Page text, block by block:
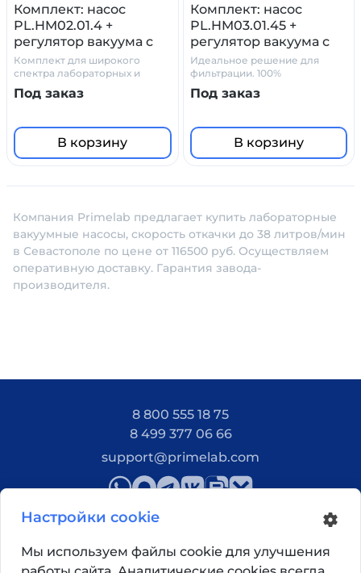
Комплект: насос
PL.HM02.01.4 +
регулятор вакуума с
манометром и
сепаратором
Комплект для широкого
спектра лабораторных и
производственных задач
Под заказ
В корзину
Комплект: насос
PL.HM03.01.45 +
регулятор вакуума с
манометром и
сепаратором
Идеальное решение для
фильтрации. 100%
химостойкость
Под заказ
В корзину
Компания Primelab предлагает купить лабораторные
вакуумные насосы, скорость откачки до 38 литров/мин
в Севастополе по цене от 116500 руб. Осуществляем
оперативную доставку. Гарантия завода-
производителя.
8 800 555 18 75
8 499 377 06 66
support@primelab.com
Настройки cookie
Мы используем файлы cookie для улучшения